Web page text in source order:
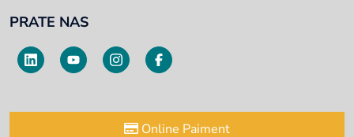
PRATE NAS
Online Paiment